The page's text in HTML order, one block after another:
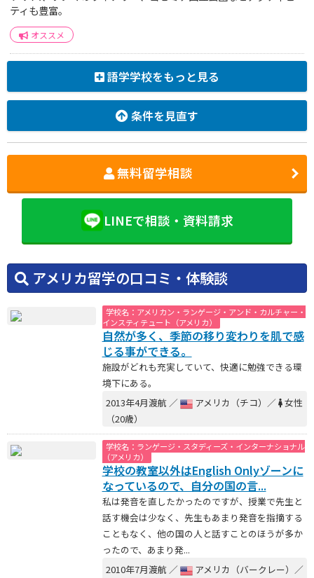
ティも豊富。
オススメ
語学学校をもっと見る
条件を見直す
無料留学相談
LINEで相談・資料請求
アメリカ留学の口コミ・体験談
学校名：アメリカン・ランゲージ・アンド・カルチャー・
インスティテュート（アメリカ）
自然が多く、季節の移り変わりを肌で感
じる事ができる。
施設がどれも充実していて、快適に勉強できる環
境下にある。
2013年4月渡航 ／
アメリカ（チコ）／ 女性
（20歳）
学校名：ランゲージ・スタディーズ・インターナショナル
（アメリカ）
学校の教室以外はEnglish Onlyゾーンに
なっているので、自分の国の言...
私は発音を直したかったのですが、授業で先生と
話す機会は少なく、先生もあまり発音を指摘する
こともなく、他の国の人と話すことのほうが多か
ったので、あまり発...
2010年7月渡航 ／
アメリカ（バークレー）／